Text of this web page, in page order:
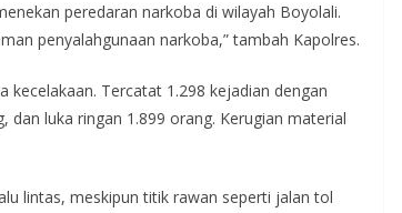
peredaran narkoba di wilayah Boyolali.
penyalahgunaan narkoba,” tambah Kapolres.
kecelakaan. Tercatat 1.298 kejadian dengan
luka ringan 1.899 orang. Kerugian material
lintas, meskipun titik rawan seperti jalan tol